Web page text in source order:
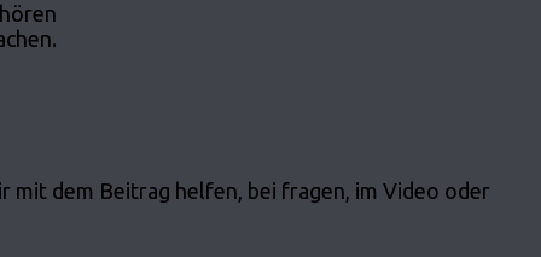
mit dem Beitrag helfen, bei fragen, im Video oder